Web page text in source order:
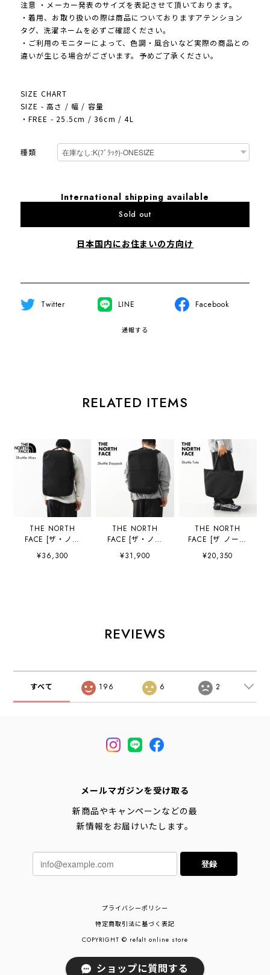
注意 ・メーカー発表のサイズを表記させて頂いております。
・着用、お取り扱いの際は商品についておりますアテンション
タグ、洗濯ネームを必ずご確認ください。
・ご利用のモニターによって、色調・風合いなど実際の商品との
違いが生じる場合がございます。予めご了承ください。
SIZE CHART
SIZE - 高さ / 幅 / 容量
・FREE - 25.5cm / 36cm / 4L
種類
International shipping available
Sold out
日本国内にお住まいの方向け
Twitter LINE Facebook
通報する
RELATED ITEMS
THE NORTH
FACE [ザ・ノー
ス・フェイス正規
代理店] Shuttle
MEN'S / LADY'S
¥36,300
THE NORTH
FACE [ザ・ノー
ス・フェイス正規
代理店] Shuttle
ンリュック・ビジ
ネスシーン・アウ
¥31,900
THE NORTH
FACE [ザ ノース
フェイス正規代理
店] Shuttle Tote
¥20,350
REVIEWS
すべて 196 6 2
メールマガジンを受け取る
新商品やキャンペーンなどの最
新情報をお届けいたします。
登録
プライバシーポリシー
特定商取引法に基づく表記
COPYRIGHT © refalt online store
ショップに質問する